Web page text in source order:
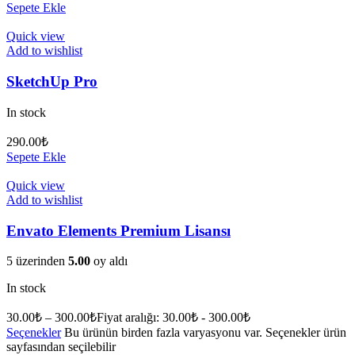
Sepete Ekle
Quick view
Add to wishlist
SketchUp Pro
In stock
290.00₺
Sepete Ekle
Quick view
Add to wishlist
Envato Elements Premium Lisansı
5 üzerinden 5.00 oy aldı
In stock
30.00₺ – 300.00₺Fiyat aralığı: 30.00₺ - 300.00₺
Seçenekler Bu ürünün birden fazla varyasyonu var. Seçenekler ürün
sayfasından seçilebilir